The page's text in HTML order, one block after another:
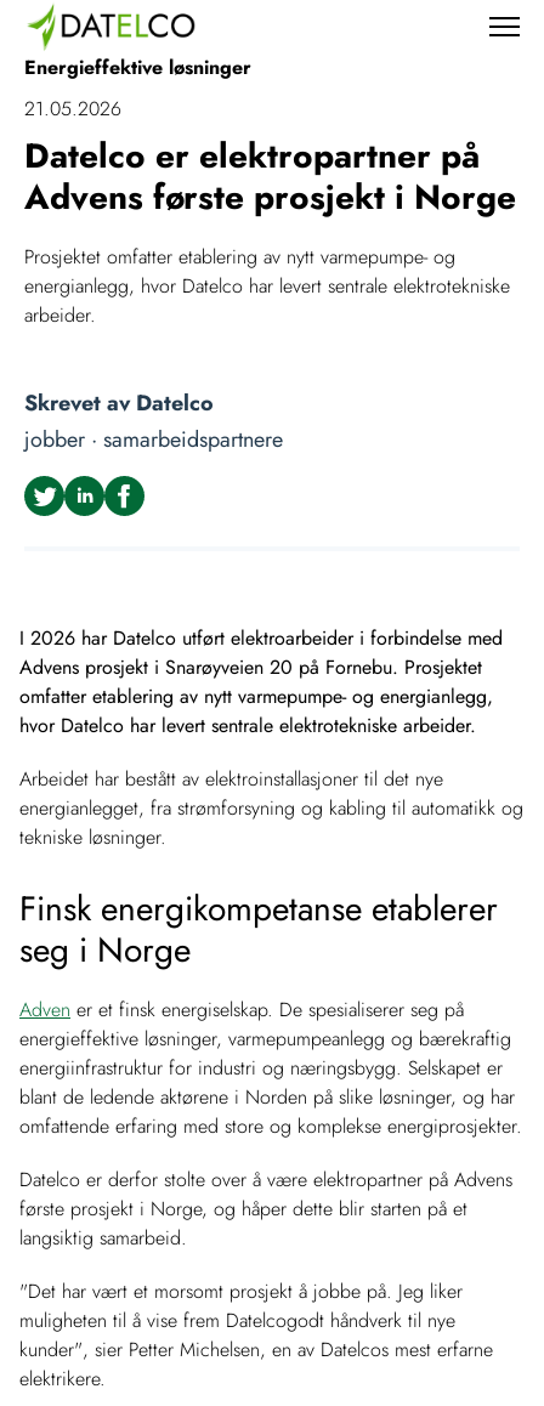
Energieffektive løsninger
21.05.2026
Datelco er elektropartner på
Advens første prosjekt i Norge
Prosjektet omfatter etablering av nytt varmepumpe- og
energianlegg, hvor Datelco har levert sentrale elektrotekniske
arbeider.
Skrevet av Datelco
jobber · samarbeidspartnere
I 2026 har Datelco utført elektroarbeider i forbindelse med
Advens prosjekt i Snarøyveien 20 på Fornebu. Prosjektet
omfatter etablering av nytt varmepumpe- og energianlegg,
hvor Datelco har levert sentrale elektrotekniske arbeider.
Arbeidet har bestått av elektroinstallasjoner til det nye
energianlegget, fra strømforsyning og kabling til automatikk og
tekniske løsninger.
Finsk energikompetanse etablerer
seg i Norge
Adven er et finsk energiselskap. De spesialiserer seg på
energieffektive løsninger, varmepumpeanlegg og bærekraftig
energiinfrastruktur for industri og næringsbygg. Selskapet er
blant de ledende aktørene i Norden på slike løsninger, og har
omfattende erfaring med store og komplekse energiprosjekter.
Datelco er derfor stolte over å være elektropartner på Advens
første prosjekt i Norge, og håper dette blir starten på et
langsiktig samarbeid.
"Det har vært et morsomt prosjekt å jobbe på. Jeg liker
muligheten til å vise frem Datelcogodt håndverk til nye
kunder", sier Petter Michelsen, en av Datelcos mest erfarne
elektrikere.